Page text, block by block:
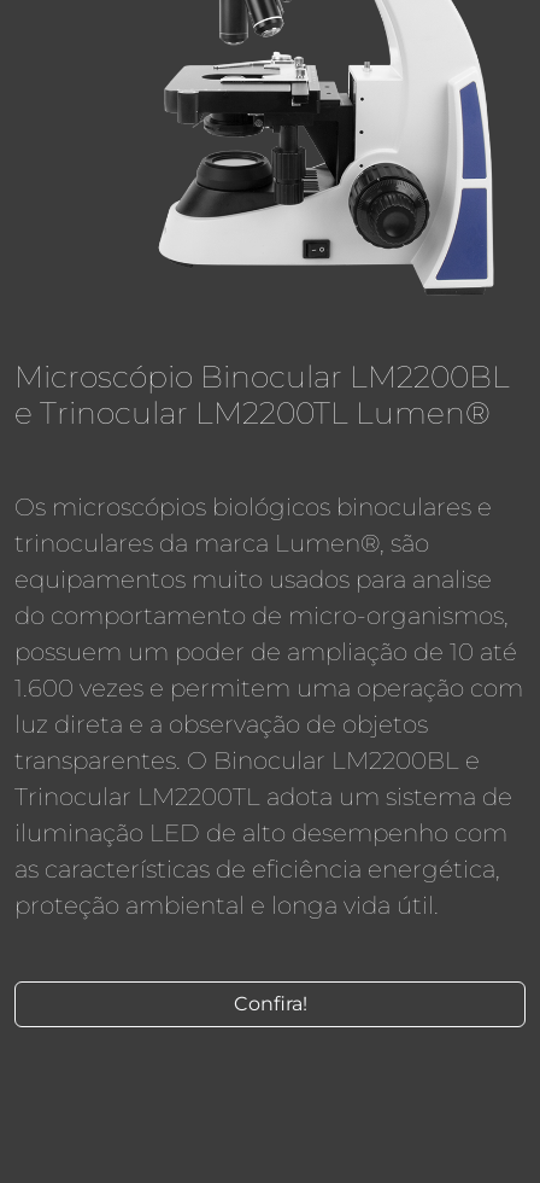
Microscópio Binocular LM2200BL
e Trinocular LM2200TL Lumen®
Os microscópios biológicos binoculares e
trinoculares da marca Lumen®, são
equipamentos muito usados para analise
do comportamento de micro-organismos,
possuem um poder de ampliação de 10 até
1.600 vezes e permitem uma operação com
luz direta e a observação de objetos
transparentes. O Binocular LM2200BL e
Trinocular LM2200TL adota um sistema de
iluminação LED de alto desempenho com
as características de eficiência energética,
proteção ambiental e longa vida útil.
Confira!